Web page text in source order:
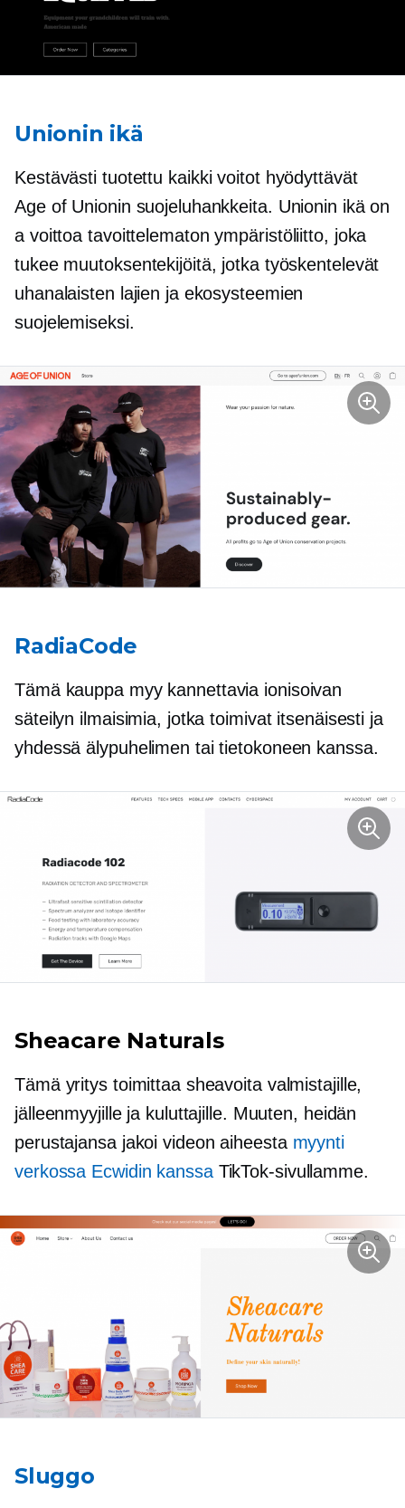
Unionin ikä
Kestävästi tuotettu kaikki voitot hyödyttävät
Age of Unionin suojeluhankkeita. Unionin ikä on
a voittoa tavoittelematon ympäristöliitto, joka
tukee muutoksentekijöitä, jotka työskentelevät
uhanalaisten lajien ja ekosysteemien
suojelemiseksi.
RadiaCode
Tämä kauppa myy kannettavia ionisoivan
säteilyn ilmaisimia, jotka toimivat itsenäisesti ja
yhdessä älypuhelimen tai tietokoneen kanssa.
Sheacare Naturals
Tämä yritys toimittaa sheavoita valmistajille,
jälleenmyyjille ja kuluttajille. Muuten, heidän
perustajansa jakoi videon aiheesta myynti
verkossa Ecwidin kanssaTikTok-sivullamme.
Sluggo